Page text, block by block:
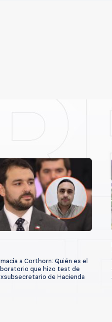
a Corthorn: Quién es el
que hizo test de
de Hacienda